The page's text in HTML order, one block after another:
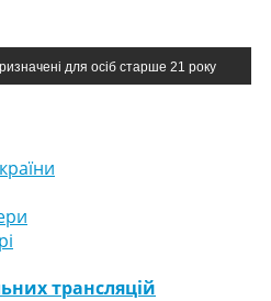
для осіб старше 21 року
трансляцій